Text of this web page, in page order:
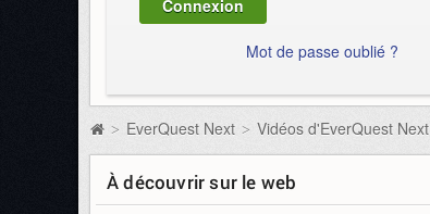
Mot de passe oublié ?
> EverQuest Next > Vidéos d'EverQuest Next
À découvrir sur le web